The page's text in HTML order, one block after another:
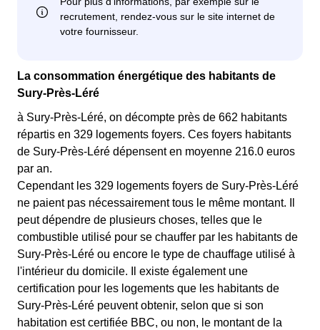
La consommation énergétique des habitants de
Sury-Près-Léré
à Sury-Près-Léré, on décompte près de 662 habitants
répartis en 329 logements foyers. Ces foyers habitants
de Sury-Près-Léré dépensent en moyenne 216.0 euros
par an.
Cependant les 329 logements foyers de Sury-Près-Léré
ne paient pas nécessairement tous le même montant. Il
peut dépendre de plusieurs choses, telles que le
combustible utilisé pour se chauffer par les habitants de
Sury-Près-Léré ou encore le type de chauffage utilisé à
l'intérieur du domicile. Il existe également une
certification pour les logements que les habitants de
Sury-Près-Léré peuvent obtenir, selon que si son
habitation est certifiée BBC, ou non, le montant de la